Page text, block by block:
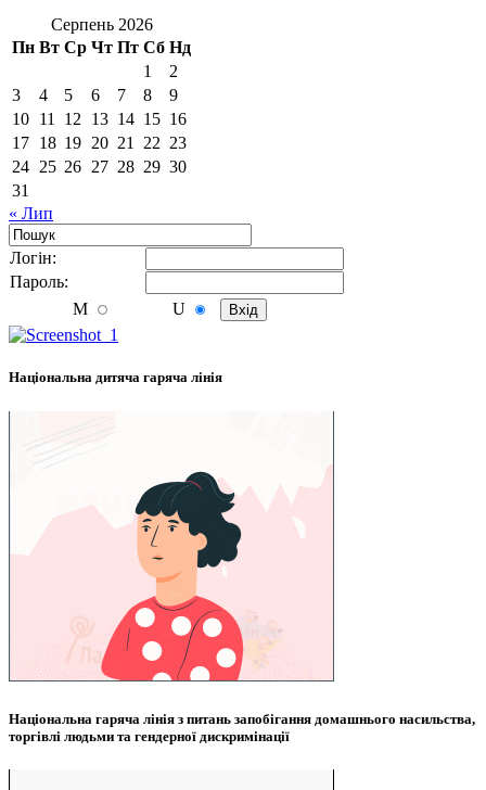
Серпень 2026
Пн Вт Ср Чт Пт Сб Нд
1
2
3
4 5 6 7 8
9
10 11 12 13 14 15 16
17 18 19 20 21 22 23
24 25 26 27 28 29 30
31
« Лип
Логiн:
Пароль:
M
U
Національна дитяча гаряча лінія
Національна гаряча лінія з питань запобігання домашнього насильства,
торгівлі людьми та гендерної дискримінації